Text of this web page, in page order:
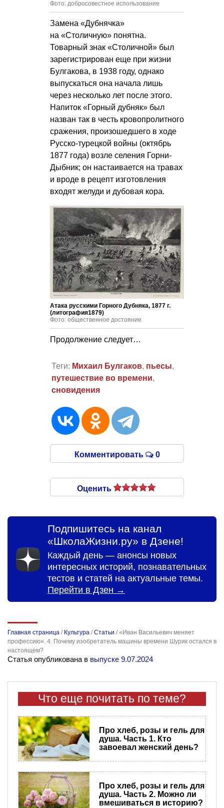
Фото: добросовестное использование
Замена «Дубнячка»
на «Столичную» понятна.
Товарный знак «Столичной» был
зарегистрирован еще при жизни
Булгакова, в 1938 году, однако
выпускаться она начала лишь
через несколько лет после этого.
Напиток «Горный дубняк» был
назван так в честь кровопролитного
сражения, произошедшего в ходе
Русско-турецкой войны (октябрь
1877 года) возле селения Горни-
Дыбник; он настаивается на травах
и вроде в рецепт изготовления
входят желуди и дубовая кора.
Атака русскими Горного Дубняка, 1877 г.
(литография1879)
Фото: общественное достояние
Продолжение следует…
Теги: Михаил Булгаков, пьесы,
путешествие во времени,
сновидения
Комментировать 0
Оценить
Подпишитесь на канал
«ШколаЖизни.ру» в Дзене!
Каждый день — анонсы новых
интересных историй, познавательных
тестов и статей на актуальные темы.
Перейти в Дзен →
Главная страница / Культура /Статьи /«Иван Васильевич меняет
профессию». 4. Почему изобретатель машины времени Шурик остался в
настоящем?
Статья опубликована в выпуске 9.07.2024
Что еще почитать по теме?
Про хлеб, розы и гель для
душа. Часть 1. Кто
завоевал женский день?
Про хлеб, розы и гель для
душа. Часть 2. Можно ли
вмешиваться в историю?